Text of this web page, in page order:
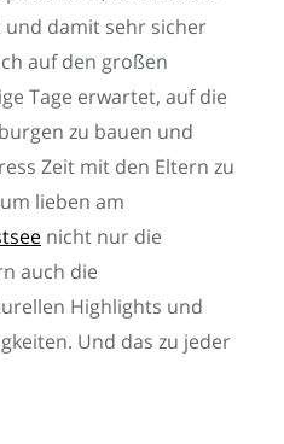
und damit sehr sicher
auf den großen
Tage erwartet, auf die
zu bauen und
Zeit mit den Eltern zu
lieben am
nicht nur die
auch die
Highlights und
Und das zu jeder